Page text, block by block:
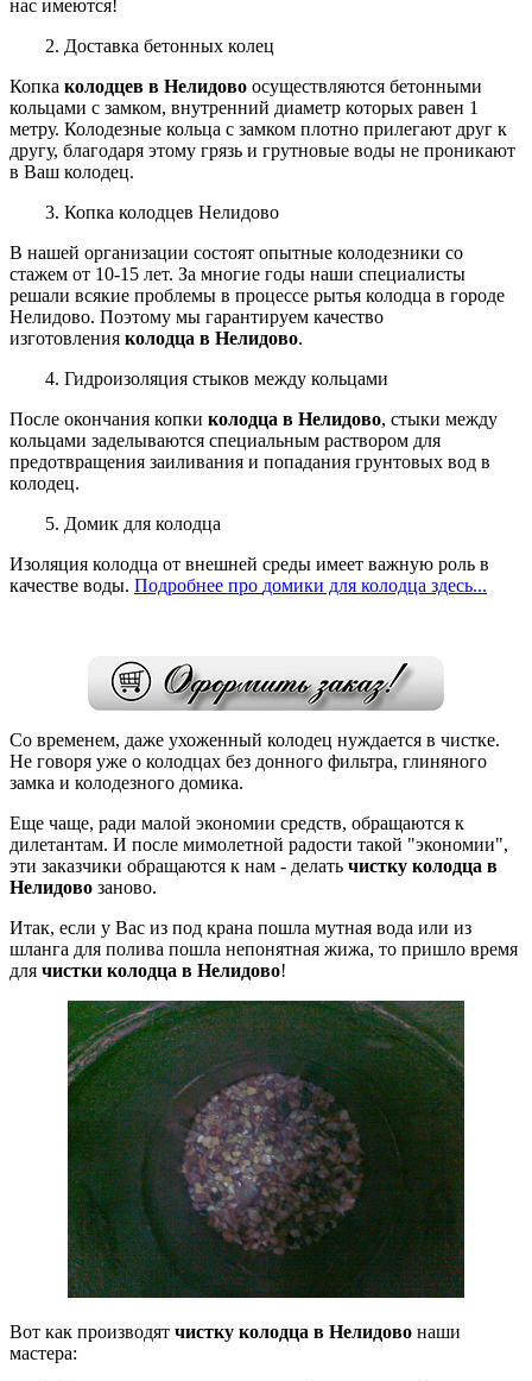
нас имеются!
2. Доставка бетонных колец
Копка колодцев в Нелидово осуществляются бетонными
кольцами с замком, внутренний диаметр которых равен 1
метру. Колодезные кольца с замком плотно прилегают друг к
другу, благодаря этому грязь и грутновые воды не проникают
в Ваш колодец.
3. Копка колодцев Нелидово
В нашей организации состоят опытные колодезники со
стажем от 10-15 лет. За многие годы наши специалисты
решали всякие проблемы в процессе рытья колодца в городе
Нелидово. Поэтому мы гарантируем качество
изготовления колодца в Нелидово.
4. Гидроизоляция стыков между кольцами
После окончания копки колодца в Нелидово, стыки между
кольцами заделываются специальным раствором для
предотвращения заиливания и попадания грунтовых вод в
колодец.
5. Домик для колодца
Изоляция колодца от внешней среды имеет важную роль в
качестве воды. Подробнее про домики для колодца здесь...
Со временем, даже ухоженный колодец нуждается в чистке.
Не говоря уже о колодцах без донного фильтра, глиняного
замка и колодезного домика.
Еще чаще, ради малой экономии средств, обращаются к
дилетантам. И после мимолетной радости такой "экономии",
эти заказчики обращаются к нам - делать чистку колодца в
Нелидово заново.
Итак, если у Вас из под крана пошла мутная вода или из
шланга для полива пошла непонятная жижа, то пришло время
для чистки колодца в Нелидово!
Вот как производят чистку колодца в Нелидово наши
мастера: